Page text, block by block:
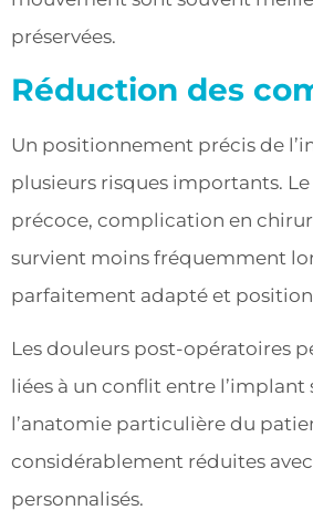
préservées.
Réduction des
Un positionnement précis de
plusieurs risques importants.
précoce, complication en
survient moins fréquemment
parfaitement adapté et
Les douleurs post-opératoires
liées à un conflit entre l’implant
l’anatomie particulière du
considérablement réduites
personnalisés.